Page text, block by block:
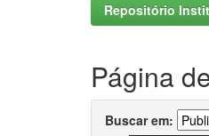
Repositório
Página
Buscar em: